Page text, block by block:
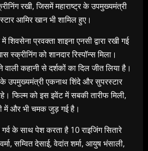
रखी, जिसमें महाराष्ट्र के उपमुख्यमंत्री
आमिर खान भी शामिल हुए।
प्रवक्ता शाइना एनसी द्वारा रखी गई
स्क्रीनिंग को शानदार रिस्पॉन्स मिला।
कहानी से दर्शकों का दिल जीत लिया है।
के उपमुख्यमंत्री एकनाथ शिंदे और सुपरस्टार
फिल्म को इस इवेंट में सबकी तारीफ मिली,
में और भी चमक जुड़ गई है।
के साथ पेश करता है 10 राइजिंग सितारे
सम्वित देसाई, वेदांत शर्मा, आयुष भंसाली,